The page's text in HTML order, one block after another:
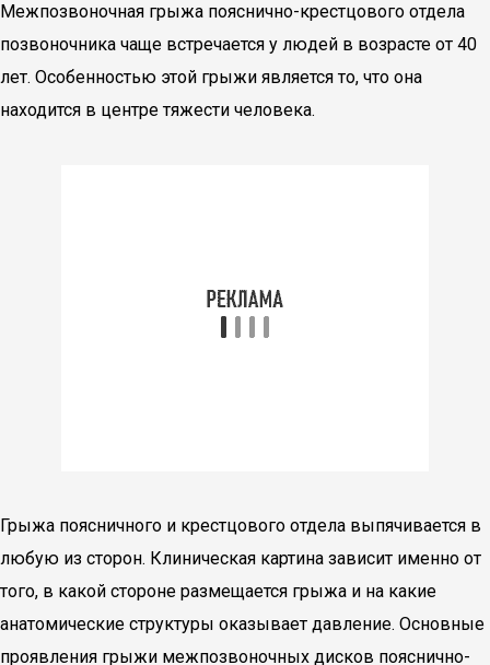
Межпозвоночная грыжа пояснично-крестцового отдела
позвоночника чаще встречается у людей в возрасте от 40
лет. Особенностью этой грыжи является то, что она
находится в центре тяжести человека.
Грыжа поясничного и крестцового отдела выпячивается в
любую из сторон. Клиническая картина зависит именно от
того, в какой стороне размещается грыжа и на какие
анатомические структуры оказывает давление. Основные
проявления грыжи межпозвоночных дисков пояснично-